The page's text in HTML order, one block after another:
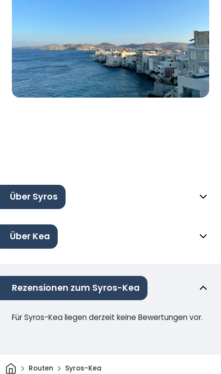
Über Syros
Über Kea
Rezensionen zum Syros-Kea
Für Syros-Kea liegen derzeit keine Bewertungen vor.
HeimRouten Syros-Kea